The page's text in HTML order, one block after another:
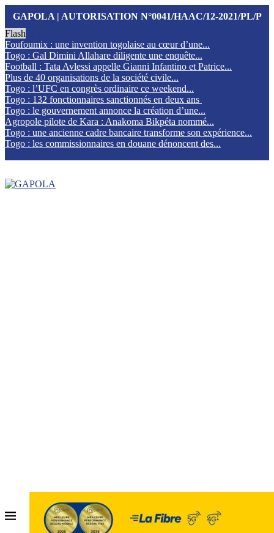
GAPOLA | AUTORISATION N°0041/HAAC/12-2021/PL/P
Flash
Foufoumix : une invention togolaise au cœur d’une...
Togo : Gal Dimini Allahare diligente une enquête...
Football : Tata Avlessi appelle Gianni Infantino et Patrice...
Plus de 40 organisations de la société civile...
Togo : l’UFC en congrès ordinaire ce weekend...
Togo : 132 fonctionnaires sanctionnés en deux ans
Togo : le gouvernement annonce la création d’une...
Agropole pilote de Kara : Anakoma Bikpéta nommé...
Togo : une ancienne cadre bancaire transforme son expérience...
Togo : les commissionnaires en douane dénoncent des...